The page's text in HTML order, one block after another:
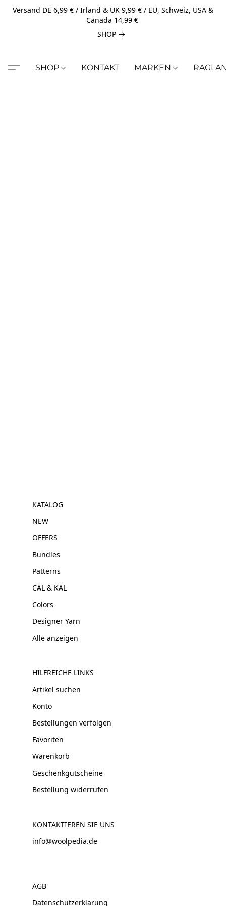
Versand DE 6,99 € / Irland & UK 9,99 € / EU, Schweiz, USA &
Canada 14,99 €
SHOP
SHOP KONTAKT MARKEN
KATALOG
NEW
OFFERS
Bundles
Patterns
CAL & KAL
Colors
Designer Yarn
Alle anzeigen
HILFREICHE LINKS
Artikel suchen
Konto
Bestellungen verfolgen
Favoriten
Warenkorb
Geschenkgutscheine
Bestellung widerrufen
KONTAKTIEREN SIE UNS
info@woolpedia.de
AGB
Datenschutzerklärung